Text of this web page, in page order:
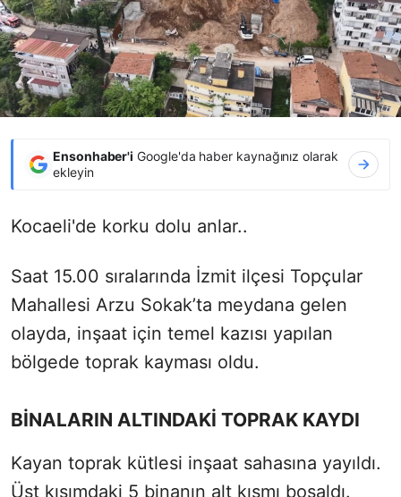
Ensonhaber'i Google'da haber kaynağınız olarak
ekleyin
Kocaeli'de korku dolu anlar..
Saat 15.00 sıralarında İzmit ilçesi Topçular
Mahallesi Arzu Sokak’ta meydana gelen
olayda, inşaat için temel kazısı yapılan
bölgede toprak kayması oldu.
BİNALARIN ALTINDAKİ TOPRAK KAYDI
Kayan toprak kütlesi inşaat sahasına yayıldı.
Üst kısımdaki 5 binanın alt kısmı boşaldı.